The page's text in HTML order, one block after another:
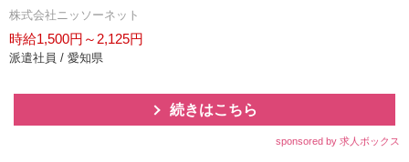
株式会社ニッソーネット
時給1,500円～2,125円
派遣社員 / 愛知県
続きはこちら
sponsored by 求人ボックス